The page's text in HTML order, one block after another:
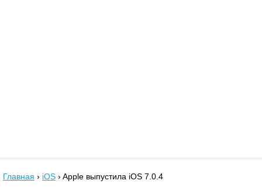
Главная › iOS › Apple выпустила iOS 7.0.4